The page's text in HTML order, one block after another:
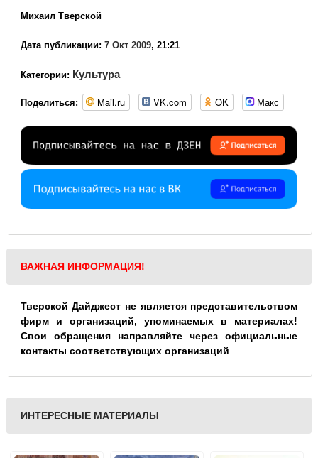
Михаил Тверской
Дата публикации: 7 Окт 2009, 21:21
Категории: Культура
Поделиться: Mail.ru VK.com OK Макс
ВАЖНАЯ ИНФОРМАЦИЯ!
Тверской Дайджест не является представительством
фирм и организаций, упоминаемых в материалах!
Свои обращения направляйте через официальные
контакты соответствующих организаций
ИНТЕРЕСНЫЕ МАТЕРИАЛЫ